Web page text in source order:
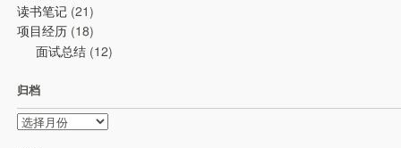
读书笔记 (21)
项目经历 (18)
面试总结 (12)
归档
归